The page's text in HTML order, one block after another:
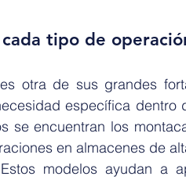
tipo de
otra de sus grandes
específica dentro
se encuentran los
en almacenes de
modelos ayudan a